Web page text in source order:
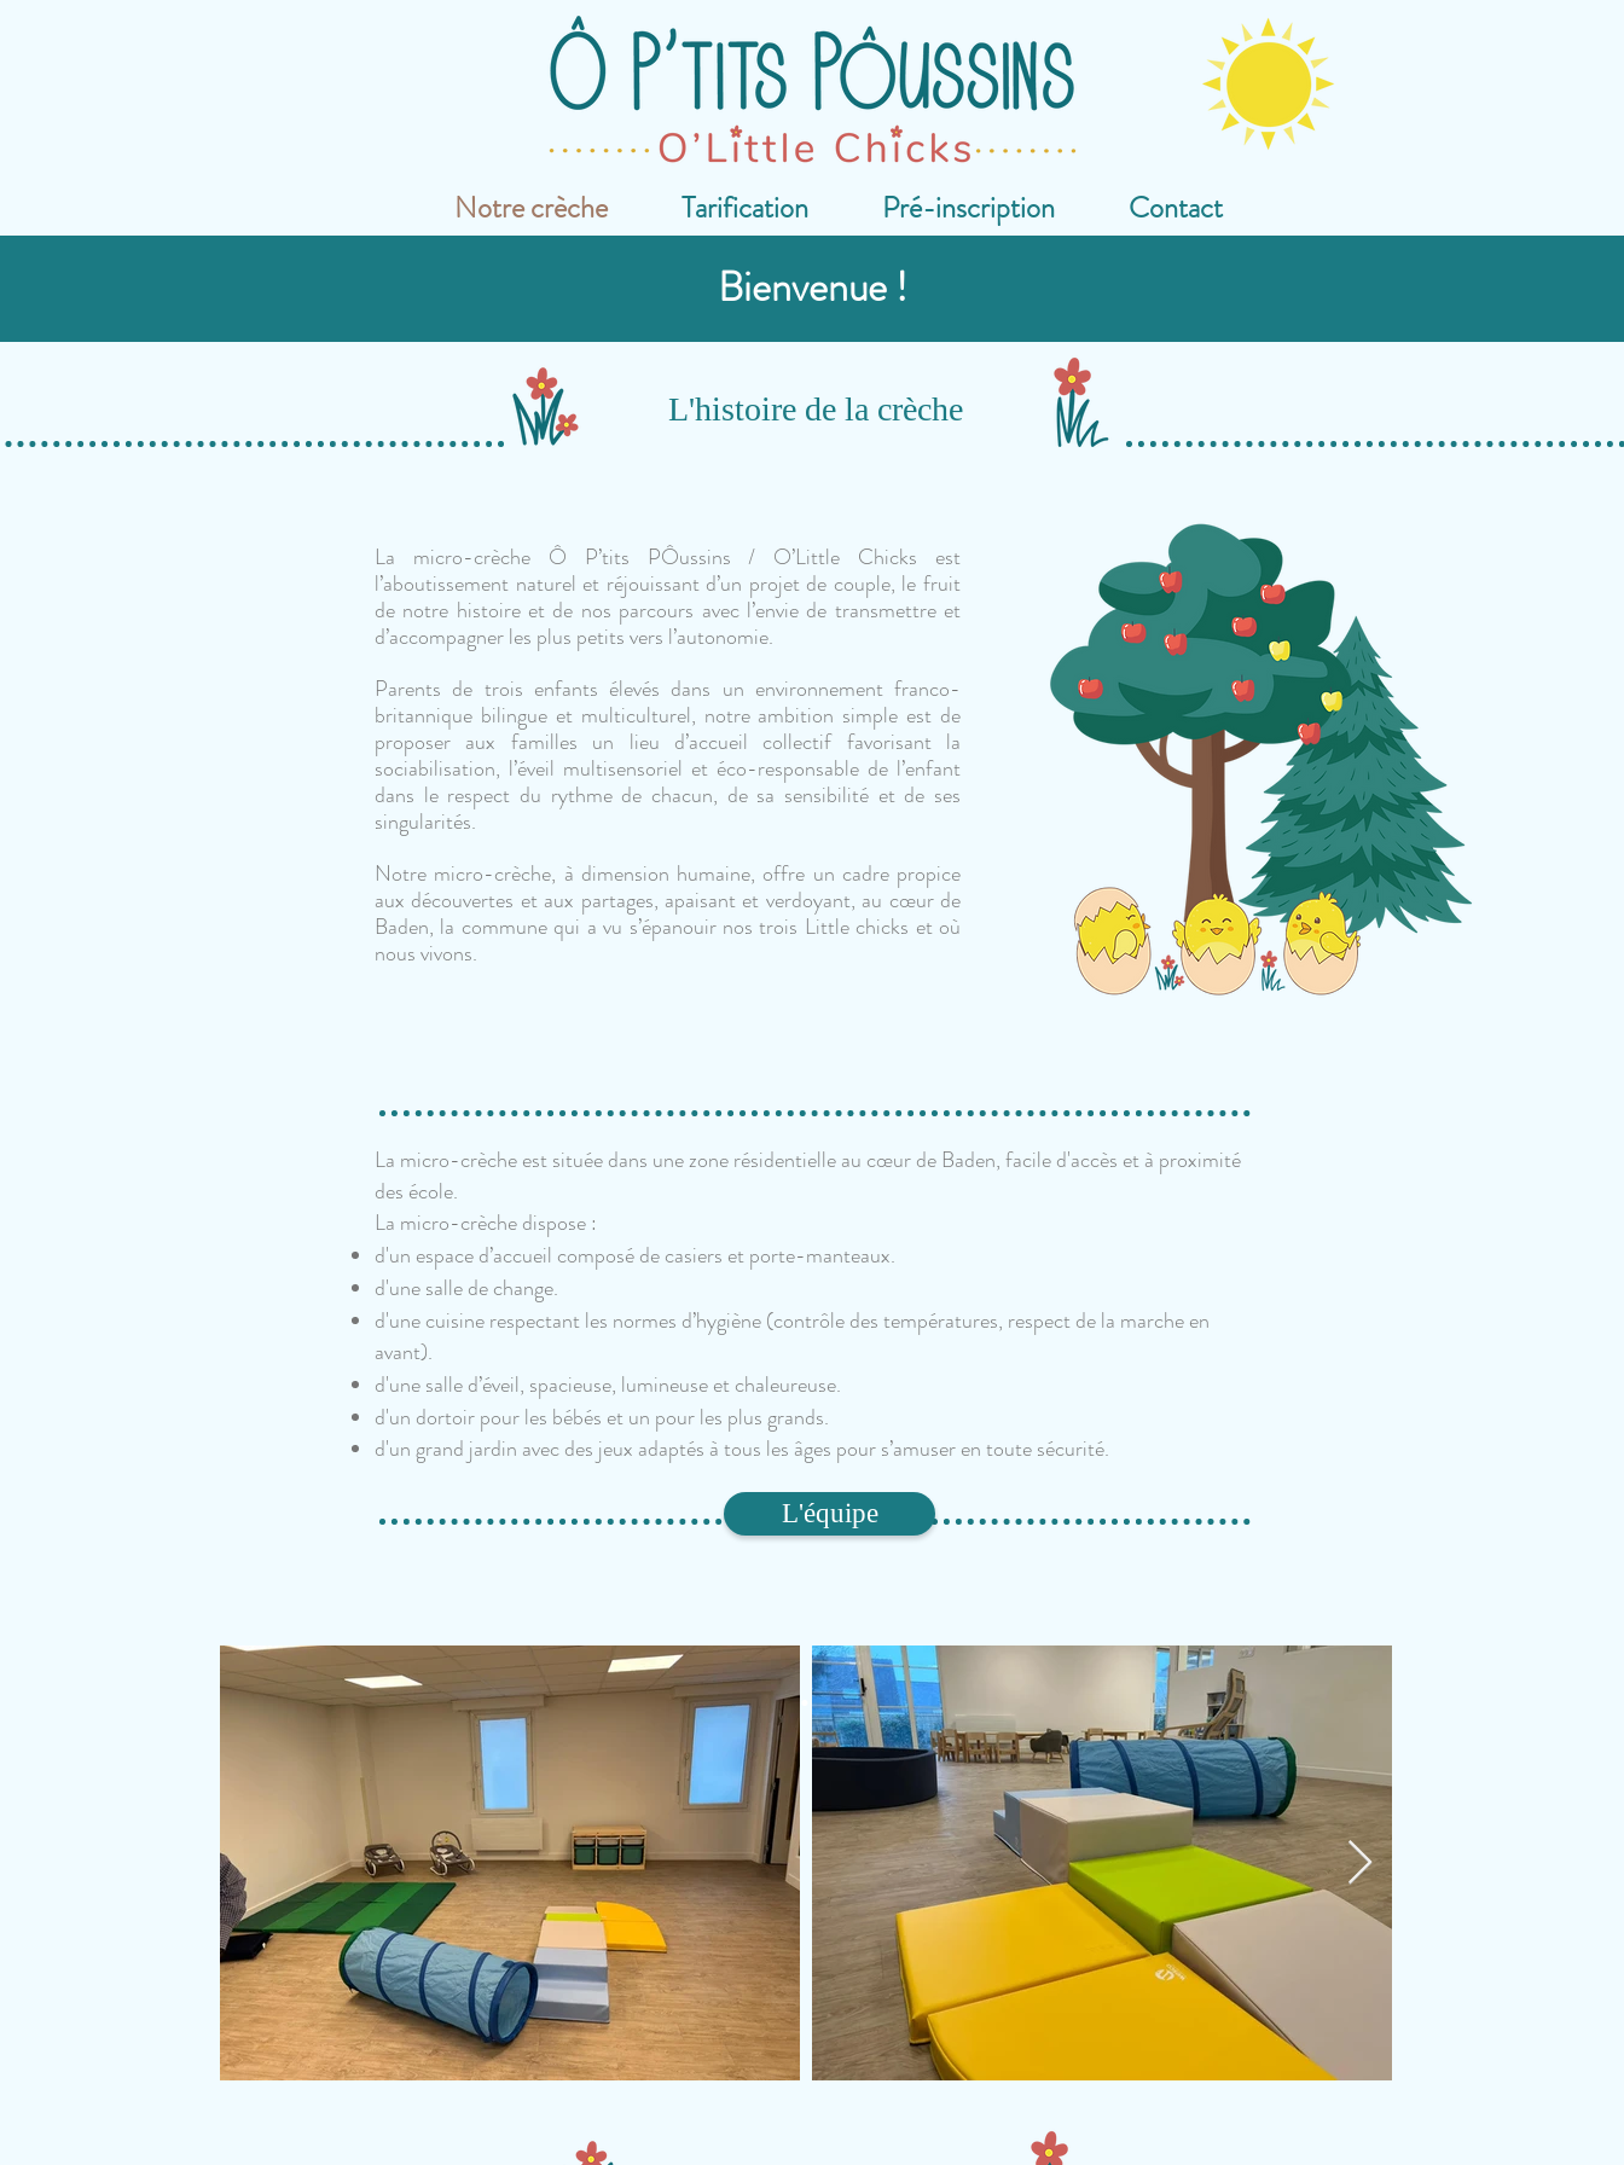
Notre crèche Tarification Pré-inscription Contact
Bienvenue !
L'histoire de la crèche
La micro-crèche Ô P’tits PÔussins / O’Little Chicks est
l’aboutissement naturel et réjouissant d’un projet de couple, le fruit
de notre histoire et de nos parcours avec l’envie de transmettre et
d’accompagner les plus petits vers l’autonomie.
Parents de trois enfants élevés dans un environnement franco-
britannique bilingue et multiculturel, notre ambition simple est de
proposer aux familles un lieu d’accueil collectif favorisant la
sociabilisation, l’éveil multisensoriel et éco-responsable de l’enfant
dans le respect du rythme de chacun, de sa sensibilité et de ses
singularités.
Notre micro-crèche, à dimension humaine, offre un cadre propice
aux découvertes et aux partages, apaisant et verdoyant, au cœur de
Baden, la commune qui a vu s’épanouir nos trois Little chicks et où
nous vivons.
La micro-crèche est située dans une zone résidentielle au cœur de Baden, facile d'accès et à proximité
des école.
La micro-crèche dispose :
d'un espace d’accueil composé de casiers et porte-manteaux.
d'une salle de change.
d'une cuisine respectant les normes d’hygiène (contrôle des températures, respect de la marche en
avant).
d'une salle d’éveil, spacieuse, lumineuse et chaleureuse.
d'un dortoir pour les bébés et un pour les plus grands.
d'un grand jardin avec des jeux adaptés à tous les âges pour s’amuser en toute sécurité.
L'équipe